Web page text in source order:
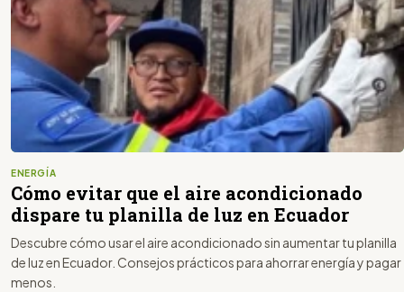
ENERGÍA
Cómo evitar que el aire acondicionado
dispare tu planilla de luz en Ecuador
Descubre cómo usar el aire acondicionado sin aumentar tu planilla
de luz en Ecuador. Consejos prácticos para ahorrar energía y pagar
menos.